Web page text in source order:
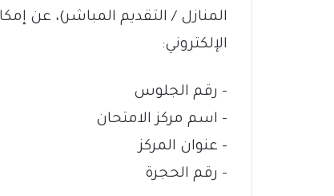
المنازل / التقديم المباشر)، عن
الإلكتروني:
– رقم الجلوس
– اسم مركز الامتحان
– عنوان المركز
– رقم الحجرة